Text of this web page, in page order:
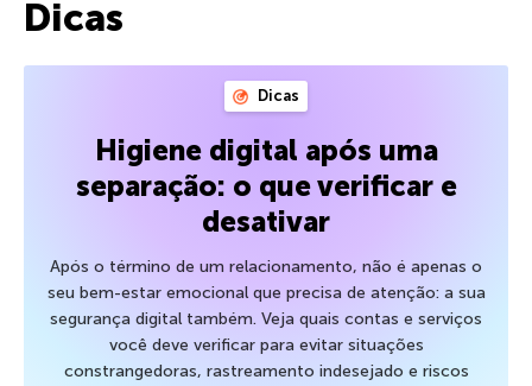
Dicas
Dicas
Higiene digital após uma
separação: o que verificar e
desativar
Após o término de um relacionamento, não é apenas o
seu bem-estar emocional que precisa de atenção: a sua
segurança digital também. Veja quais contas e serviços
você deve verificar para evitar situações
constrangedoras, rastreamento indesejado e riscos